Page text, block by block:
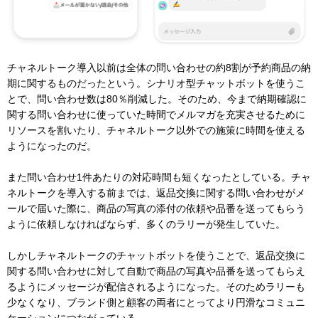
チャネルトーク導入以前は全体の問い合わせの約8割が予約商品の納
期に関するものだったという。シナリオ型チャットボットを使うこ
とで、問い合わせ数は80％削減した。そのため、今まで納期確認に
関する問い合わせに使っていた時間でメルマガを充実させるために
リソースを割いたり、チャネルトーク以外での施策に時間を使える
ようになったのだ。
また問い合わせ1件あたりの対応時間も短くなったとしている。チャ
ネルトークを導入する前までは、返品交換に関する問い合わせがメ
ールで届いた際に、商品の写真の添付の依頼や品番を送ってもらう
ように依頼しなければならず、多くのラリーが発生していた。
しかしチャネルトークのチャットボットを使うことで、返品交換に
関する問い合わせに対して自動で商品の写真や品番を送ってもらえ
るようにメッセージが配信されるようになった。そのためラリーも
少なくなり、ブランド側と顧客の両者にとってより円滑なコミュニ